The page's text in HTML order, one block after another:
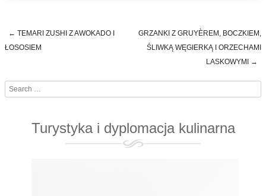
Post navigation
← TEMARI ZUSHI Z AWOKADO I
ŁOSOSIEM
GRZANKI Z GRUYÈREM, BOCZKIEM,
ŚLIWKĄ WĘGIERKĄ I ORZECHAMI
LASKOWYMI
→
Search
Turystyka i dyplomacja kulinarna